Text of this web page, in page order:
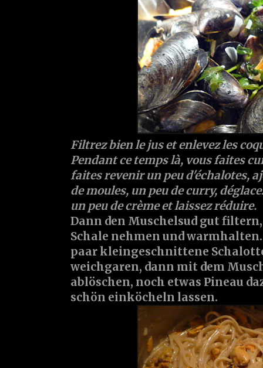
Filtrez bien le jus et enlevez les
Pendant ce temps là, vous faites
faites revenir un peu d'échalotes,
de moules, un peu de curry,
un peu de crème et laissez réduire.
Dann den Muschelsud gut
Schale nehmen und
paar kleingeschnittene
weichgaren, dann mit dem
ablöschen, noch etwas Pineau
schön einköcheln lassen.